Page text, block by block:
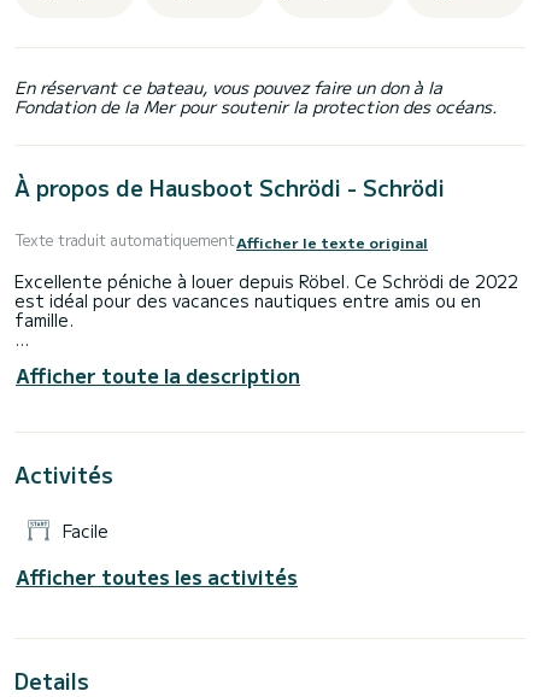
En réservant ce bateau, vous pouvez faire un don à la
Fondation de la Mer pour soutenir la protection des océans.
À propos de Hausboot Schrödi - Schrödi
Texte traduit automatiquementAfficher le texte original
Excellente péniche à louer depuis Röbel. Ce Schrödi de 2022
est idéal pour des vacances nautiques entre amis ou en
famille.
accueillir jusqu'à 6 personnes. Avec ses 13 mètres de
longueur et une puissance moteur de 60 CV, le navire est le
dans la région de Röbel.
Pour votre confort, la péniche Schrödi - Schrödi dispose de 1
Il est équipé, entre autres, des équipements suivants : TV.
N'hésitez pas à demander une offre personnelle. Notre
équipe se fera un plaisir de vous conseiller pour toutes vos
Afficher toute la description
Activités
Facile
Afficher toutes les activités
Details